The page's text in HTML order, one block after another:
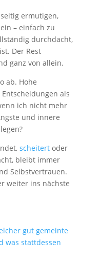
ermutigen,
– einfach zu
durchdacht,
Der Rest
ganz von allein.
ab. Hohe
als
ich nicht mehr
und innere
scheitertoder
bleibt immer
Selbstvertrauen.
weiter ins nächste
gut gemeinte
was stattdessen